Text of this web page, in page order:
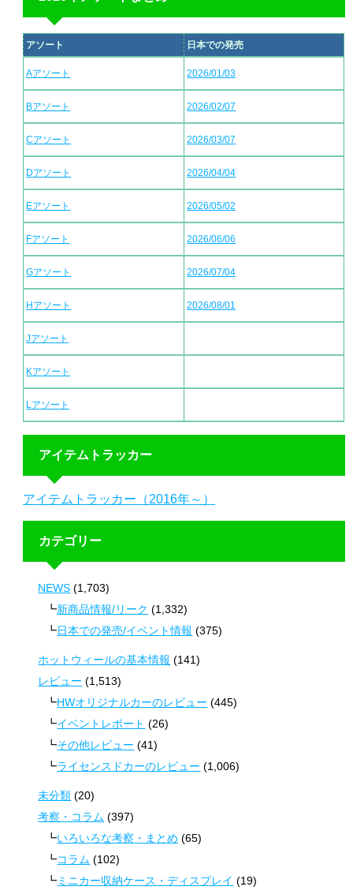
アソート 日本での発売
Aアソート 2026/01/03
Bアソート 2026/02/07
Cアソート 2026/03/07
Dアソート 2026/04/04
Eアソート 2026/05/02
Fアソート 2026/06/06
Gアソート 2026/07/04
Hアソート 2026/08/01
Jアソート
Kアソート
Lアソート
アイテムトラッカー
アイテムトラッカー（2016年～）
カテゴリー
NEWS (1,703)
新商品情報/リーク (1,332)
日本での発売/イベント情報 (375)
ホットウィールの基本情報 (141)
レビュー (1,513)
HWオリジナルカーのレビュー (445)
イベントレポート (26)
その他レビュー (41)
ライセンスドカーのレビュー (1,006)
未分類 (20)
考察・コラム (397)
いろいろな考察・まとめ (65)
コラム (102)
ミニカー収納ケース・ディスプレイ (19)